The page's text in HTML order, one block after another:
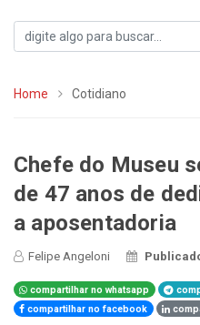
Home Cotidiano
Chefe do Museu
de 47 anos de
a aposentadoria
Felipe Angeloni
compartilhar no whatsapp
compartilhar no facebook